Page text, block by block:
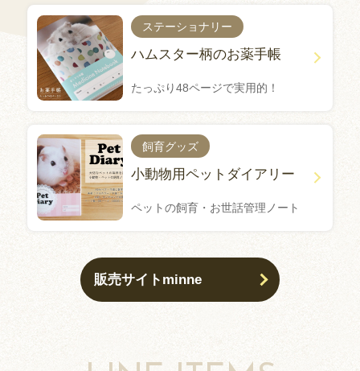
ステーショナリー
ハムスター柄のお薬手帳
たっぷり48ページで実用的！
飼育グッズ
小動物用ペットダイアリー
ペットの飼育・お世話管理ノート
販売サイトminne